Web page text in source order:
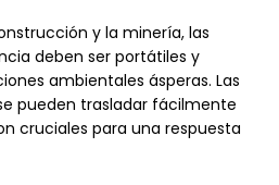
y la minería, las
deben ser portátiles y
ambientales ásperas. Las
pueden trasladar fácilmente
cruciales para una respuesta